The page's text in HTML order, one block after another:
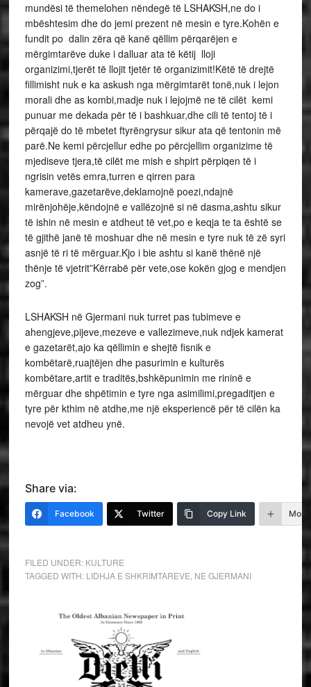
mundësi të themelohen nëndegë të LSHAKSH,ne do i
mbështesim dhe do jemi prezent në mesin e tyre.Kohën e
fundit po dalin zëra që kanë qëllim përqarëjen e
mërgimtarëve duke i dalluar ata të këtij lloji
organizimi,tjerët të llojit tjetër të organizimit!Këtë të drejtë
fillimisht nuk e ka askush nga mërgimtarët tonë,nuk i lejon
morali dhe as kombi,madje nuk i lejojmë ne të cilët kemi
punuar me dekada për të i bashkuar,dhe cili të tentoj të i
përqajë do të mbetet ftyrëngrysur sikur ata që tentonin më
parë.Ne kemi përcjellur edhe po përcjellim organizime të
mjediseve tjera,të cilët me mish e shpirt përpiqen të i
ngrisin vetës emra,turren e qirren para
kamerave,gazetarëve,deklamojnë poezi,ndajnë
mirënjohëje,këndojnë e vallëzojnë si në dasma,ashtu sikur
të ishin në mesin e atdheut të vet,po e keqja te ta është se
të gjithë janë të moshuar dhe në mesin e tyre nuk të zë syri
asnjë të ri të mërguar.Kjo i bie ashtu si kanë thënë një
thënje të vjetrit”Kërrabë për vete,ose kokën gjog e mendjen
zog”.
LSHAKSH në Gjermani nuk turret pas tubimeve e
ahengjeve,pijeve,mezeve e vallezimeve,nuk ndjek kamerat
e gazetarët,ajo ka qëllimin e shejtë fisnik e
kombëtarë,ruajtëjen dhe pasurimin e kulturës
kombëtare,artit e traditës,bshkëpunimin me rininë e
mërguar dhe shpëtimin e tyre nga asimilimi,pregaditjen e
tyre për kthim në atdhe,me një eksperiencë për të cilën ka
nevojë vet atdheu ynë.
Share via:
Facebook Twitter Copy Link More
FILED UNDER: KULTURE
TAGGED WITH: LIDHJA E SHKRIMTAREVE NE GJERMANI